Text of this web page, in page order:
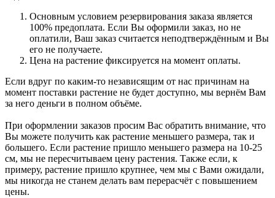
Основным условием резервирования заказа является
100% предоплата. Если Вы оформили заказ, но не
оплатили, Ваш заказ считается неподтверждённым и Вы
его не получаете.
Цена на растение фиксируется на момент оплаты.
Если вдруг по каким-то независящим от нас причинам на
момент поставки растение не будет доступно, мы вернём Вам
за него деньги в полном объёме.
При оформлении заказов просим Вас обратить внимание, что
Вы можете получить как растение меньшего размера, так и
большего. Если растение пришло меньшего размера на 10-25
см, мы не пересчитываем цену растения. Также если, к
примеру, растение пришло крупнее, чем мы с Вами ожидали,
мы никогда не станем делать вам перерасчёт с повышением
цены.